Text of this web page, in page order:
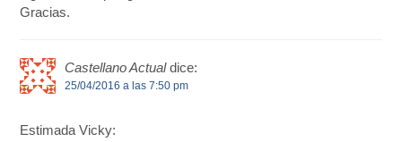
Gracias.
Castellano Actual dice:
25/04/2016 a las 7:50 pm
Estimada Vicky: